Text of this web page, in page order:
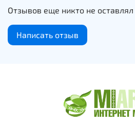
Отзывов еще никто не оставлял
Написать отзыв